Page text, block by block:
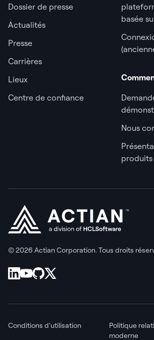
Dossier de presse
Actualités
Presse
Carrières
Lieux
Centre de confiance
basée
Nous
produits
© 2026 Actian Corporation. Tous droits
Conditions d'utilisation
Politique
moderne